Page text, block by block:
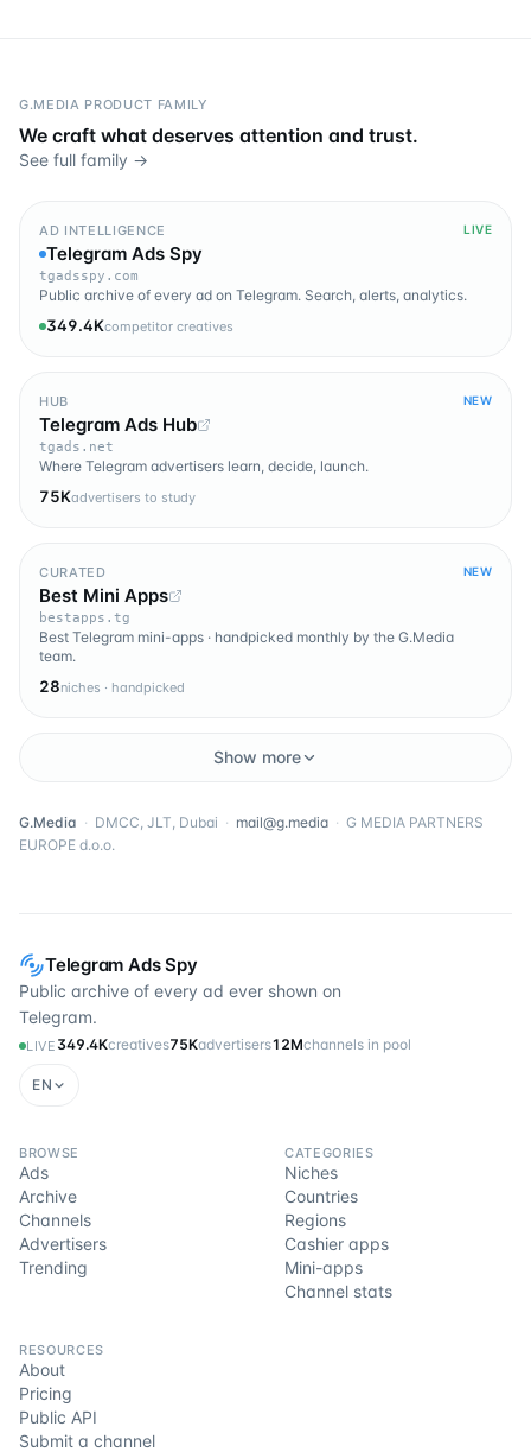
Telegram Ads Spy
Public archive of every ad ever shown on
Telegram.
LIVE 349.4Kcreatives75Kadvertisers12Mchannels in pool
EN
BROWSE
Ads
Archive
Channels
Advertisers
Trending
CATEGORIES
Niches
Countries
Regions
Cashier apps
Mini-apps
Channel stats
RESOURCES
About
Pricing
Public API
Submit a channel
G.MEDIA PRODUCT FAMILY
We craft what deserves attention and trust.
See full family →
AD INTELLIGENCE LIVE
Telegram Ads Spy
tgadsspy.com
Public archive of every ad on Telegram. Search, alerts, analytics.
349.4Kcompetitor creatives
HUB NEW
Telegram Ads Hub
tgads.net
Where Telegram advertisers learn, decide, launch.
75Kadvertisers to study
CURATED NEW
Best Mini Apps
bestapps.tg
Best Telegram mini-apps · handpicked monthly by the G.Media
team.
28niches · handpicked
Show more
G.Media · DMCC, JLT, Dubai · mail@g.media · G MEDIA PARTNERS
EUROPE d.o.o.